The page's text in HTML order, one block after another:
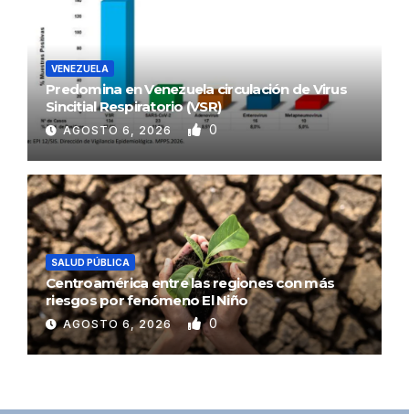
VENEZUELA
Predomina en Venezuela circulación de Virus
Sincitial Respiratorio (VSR)
AGOSTO 6, 2026 0
SALUD PÚBLICA
Centroamérica entre las regiones con más
riesgos por fenómeno El Niño
AGOSTO 6, 2026 0